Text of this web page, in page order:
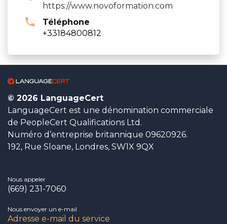
https://www.novoformation.com
Téléphone
+33184800812
© 2026 LanguageCert
LanguageCert est une dénomination commerciale
de PeopleCert Qualifications Ltd.
Numéro d’entreprise britannique 09620926.
192, Rue Sloane, Londres, SW1X 9QX
Nous appeler
(669) 231-7060
Nous envoyer un e-mail
Adresse e-mail du service